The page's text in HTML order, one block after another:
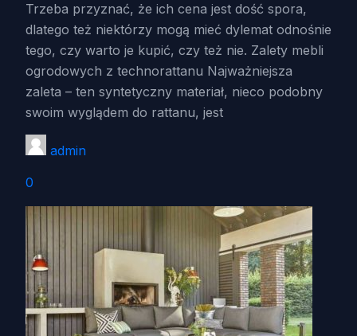
Trzeba przyznać, że ich cena jest dość spora,
dlatego też niektórzy mogą mieć dylemat odnośnie
tego, czy warto je kupić, czy też nie. Zalety mebli
ogrodowych z technorattanu Najważniejsza
zaleta – ten syntetyczny materiał, nieco podobny
swoim wyglądem do rattanu, jest
admin
0